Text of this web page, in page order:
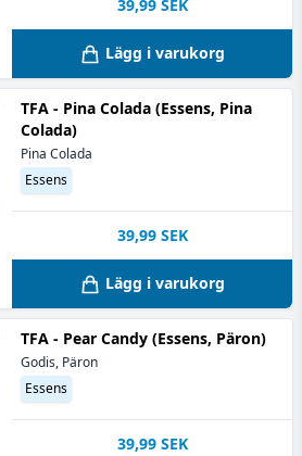
39,99 SEK
Lägg i varukorg
TFA - Pina Colada (Essens, Pina
Colada)
Pina Colada
Essens
39,99 SEK
Lägg i varukorg
TFA - Pear Candy (Essens, Päron)
Godis, Päron
Essens
39,99 SEK